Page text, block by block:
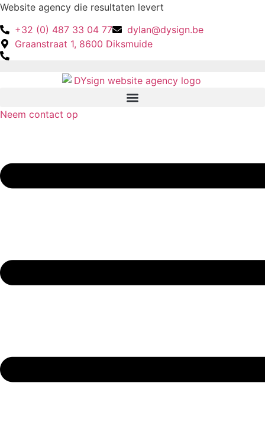
Spring
de
inhoud
Website agency die resultaten levert
+32 (0) 487 33 04 77
dylan@dysign.be
Graanstraat 1, 8600 Diksmuide
Neem contact op